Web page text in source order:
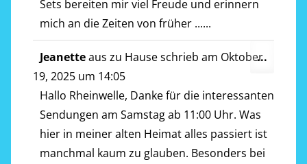
Sets bereiten mir viel Freude und erinnern
mich an die Zeiten von früher ......
Jeanetteaus zu Hauseschrieb am Oktober
19, 2025 um 14:05
Hallo Rheinwelle, Danke für die interessanten
Sendungen am Samstag ab 11:00 Uhr. Was
hier in meiner alten Heimat alles passiert ist
manchmal kaum zu glauben. Besonders bei
...
ein-/